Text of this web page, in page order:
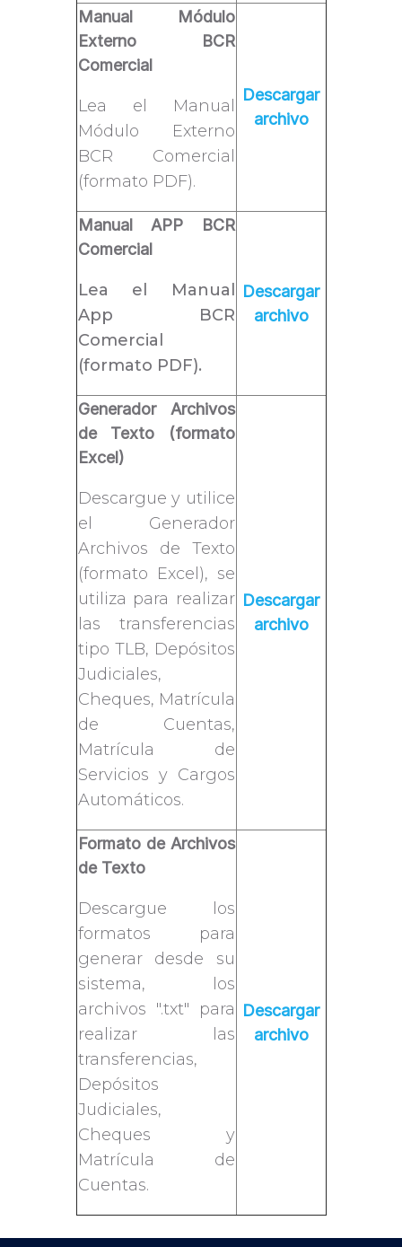
Manual Módulo
Externo BCR
Comercial
Lea el Manual
Módulo Externo
BCR Comercial
(formato PDF).
Descargar
archivo
Manual APP BCR
Comercial
Lea el Manual
App BCR
Comercial
(formato PDF).
Descargar
archivo
Generador Archivos
de Texto (formato
Excel)
Descargue y utilice
el Generador
Archivos de Texto
(formato Excel), se
utiliza para realizar
las transferencias
tipo TLB, Depósitos
Judiciales,
Cheques, Matrícula
de Cuentas,
Matrícula de
Servicios y Cargos
Automáticos.
Descargar
archivo
Formato de Archivos
de Texto
Descargue los
formatos para
generar desde su
sistema, los
archivos ".txt" para
realizar las
transferencias,
Depósitos
Judiciales,
Cheques y
Matrícula de
Cuentas.
Descargar
archivo